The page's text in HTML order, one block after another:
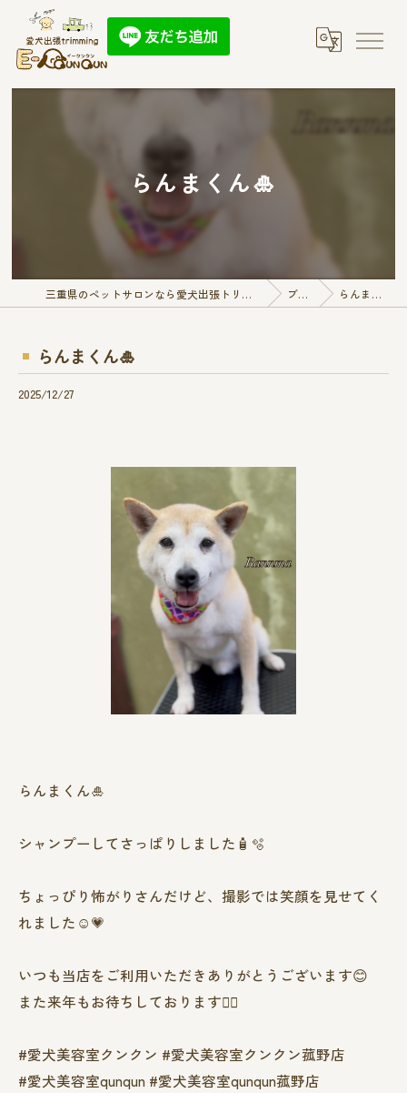
らんまくん🎍
三重県のペットサロンなら愛犬出張トリミング E-QunQun ブログ らんまくん🎍
らんまくん🎍
2025/12/27
らんまくん🎍
シャンプーしてさっぱりしました🧴🫧
ちょっぴり怖がりさんだけど、撮影では笑顔を見せてく
れました☺️💗
いつも当店をご利用いただきありがとうございます😊
また来年もお待ちしております❤️‍🔥
#愛犬美容室クンクン #愛犬美容室クンクン菰野店
#愛犬美容室qunqun #愛犬美容室qunqun菰野店